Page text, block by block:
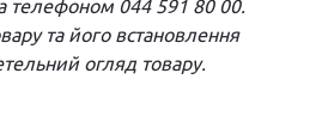
телефоном 044 591 80 00.
та його встановлення
огляд товару.